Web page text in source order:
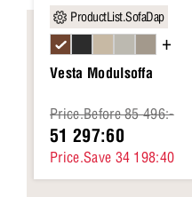
ProductList.SofaDap
Vesta Modulsoffa
Price.Before 85 496:-
51 297:60
Price.Save 34 198:40
+